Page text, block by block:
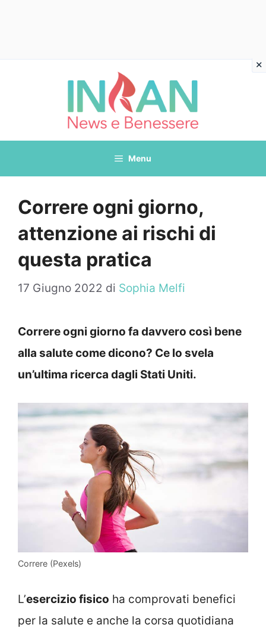
Menu
Correre ogni giorno,
attenzione ai rischi di
questa pratica
17 Giugno 2022 di Sophia Melfi
Correre ogni giorno fa davvero così bene
alla salute come dicono? Ce lo svela
un’ultima ricerca dagli Stati Uniti.
Correre (Pexels)
L’esercizio fisico ha comprovati benefici
per la salute e anche la corsa quotidiana